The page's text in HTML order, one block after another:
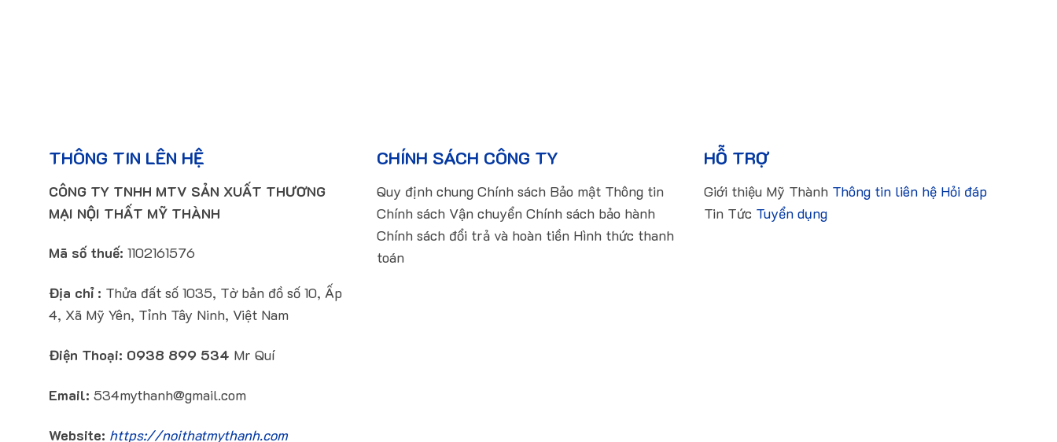
THÔNG TIN LÊN HỆ
CÔNG TY TNHH MTV SẢN XUẤT THƯƠNG
MẠI NỘI THẤT MỸ THÀNH
Mã số thuế: 1102161576
Địa chỉ : Thửa đất số 1035, Tờ bản đồ số 10, Ấp
4, Xã Mỹ Yên, Tỉnh Tây Ninh, Việt Nam
Điện Thoại: 0938 899 534 Mr Quí
Email: 534mythanh@gmail.com
Website: https://noithatmythanh.com
CHÍNH SÁCH CÔNG TY
Quy định chung Chính sách Bảo mật Thông tin
Chính sách Vận chuyển Chính sách bảo hành
Chính sách đổi trả và hoàn tiền Hình thức thanh
toán
HỖ TRỢ
Giới thiệu Mỹ Thành Thông tin liên hệ Hỏi đáp
Tin Tức Tuyển dụng